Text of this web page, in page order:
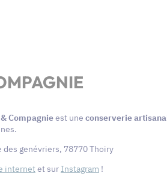
Compagnieest une conserverie
des genévriers, 78770 Thoiry
internetet sur Instagram !